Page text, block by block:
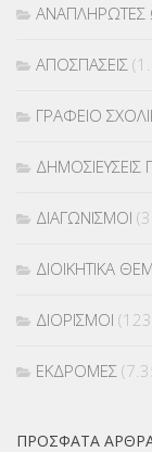
ΑΝΑΠΛΗΡΩΤΕΣ
ΑΠΟΣΠΑΣΕΙΣ
ΓΡΑΦΕΙΟ
ΔΗΜΟΣΙΕΥΣΕΙΣ
ΔΙΑΓΩΝΙΣΜΟΙ
ΔΙΟΙΚΗΤΙΚΑ
ΔΙΟΡΙΣΜΟΙ
ΕΚΔΡΟΜΕΣ
ΠΡΌΣΦΑΤΑ